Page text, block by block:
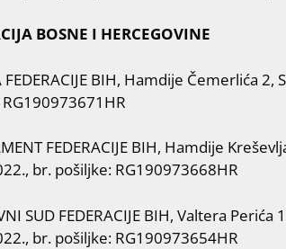
BOSNE I HERCEGOVINE
FEDERACIJE BIH, Hamdije Čemerlića
FEDERACIJE BIH, Hamdije
br. pošiljke: RG190973668HR
SUD FEDERACIJE BIH, Valtera
br. pošiljke: RG190973654HR